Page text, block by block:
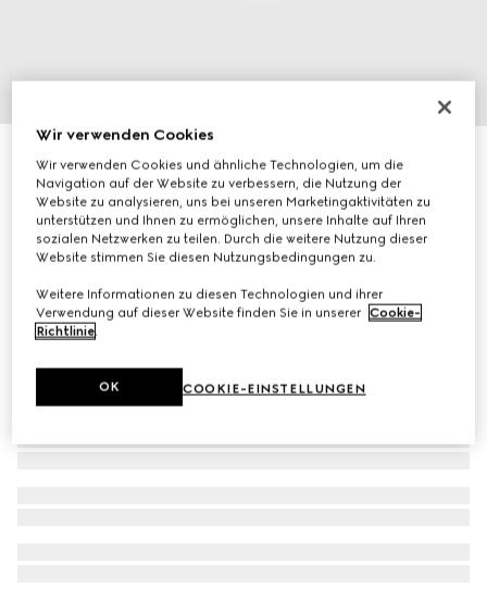
The Alchemist's Garden, The Voice of the Snake, 50 ml,
Eau De Parfum
€ 240
Wir verwenden Cookies
Wir verwenden Cookies und ähnliche Technologien, um die
Navigation auf der Website zu verbessern, die Nutzung der
Website zu analysieren, uns bei unseren Marketingaktivitäten zu
unterstützen und Ihnen zu ermöglichen, unsere Inhalte auf Ihren
sozialen Netzwerken zu teilen. Durch die weitere Nutzung dieser
Website stimmen Sie diesen Nutzungsbedingungen zu.
Weitere Informationen zu diesen Technologien und ihrer
Verwendung auf dieser Website finden Sie in unserer Cookie-
Richtlinie.
COOKIE-EINSTELLUNGEN
OK